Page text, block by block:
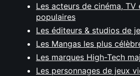
Les acteurs de cinéma, TV
populaires
Les éditeurs & studios de
Les Mangas les plus
Les marques High-Tech
Les personnages de jeux